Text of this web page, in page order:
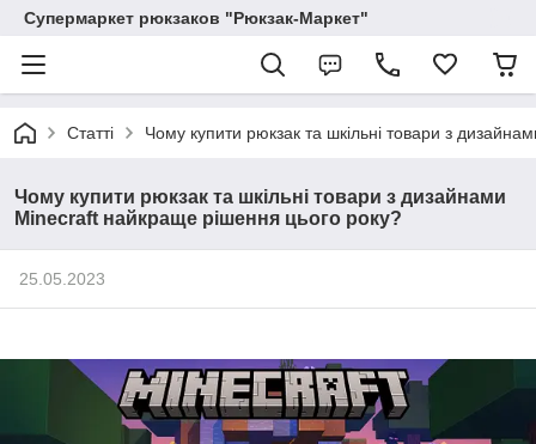
Супермаркет рюкзаков "Рюкзак-Маркет"
Статті Чому купити рюкзак та шкільні товари з
Чому купити рюкзак та шкільні товари з дизайнами
Minecraft найкраще рішення цього року?
25.05.2023